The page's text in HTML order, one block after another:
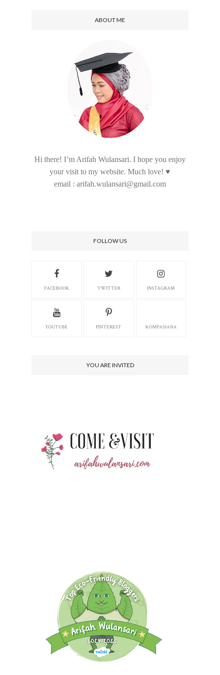
ABOUT ME
Hi there! I’m Arifah Wulansari. I hope you enjoy
your visit to my website. Much love! ♥
email : arifah.wulansari@gmail.com
FOLLOW US
FACEBOOK TWITTER INSTAGRAM
YOUTUBE PINTEREST KOMPASIANA
YOU ARE INVITED